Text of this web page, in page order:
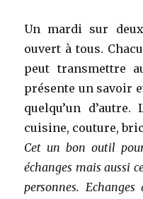
Un mardi sur
ouvert à tous.
peut transmettre
présente un savoir
quelqu’un
cuisine, couture,
Cet un bon outil
échanges mais aussi
personnes.